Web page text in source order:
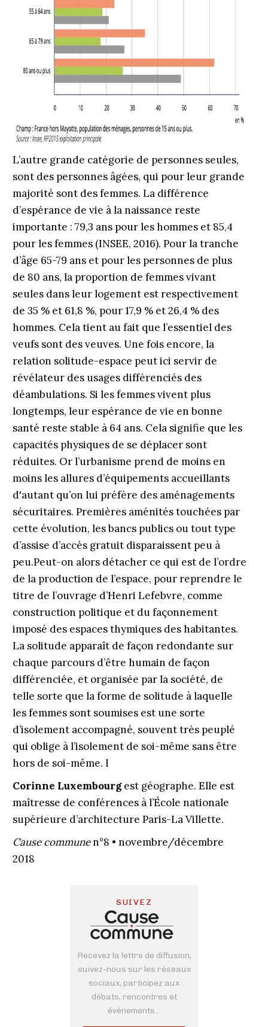
L’autre grande catégorie de personnes seules,
sont des personnes âgées, qui pour leur grande
majorité sont des femmes. La différence
d’espérance de vie à la naissance reste
importante : 79,3 ans pour les hommes et 85,4
pour les femmes (INSEE, 2016). Pour la tranche
d’âge 65-79 ans et pour les personnes de plus
de 80 ans, la proportion de femmes vivant
seules dans leur logement est respectivement
de 35 % et 61,8 %, pour 17,9 % et 26,4 % des
hommes. Cela tient au fait que l’essentiel des
veufs sont des veuves. Une fois encore, la
relation solitude-espace peut ici servir de
révélateur des usages différenciés des
déambulations. Si les femmes vivent plus
longtemps, leur espérance de vie en bonne
santé reste stable à 64 ans. Cela signifie que les
capacités physiques de se déplacer sont
réduites. Or l’urbanisme prend de moins en
moins les allures d’équipements accueillants
d'autant qu’on lui préfère des aménagements
sécuritaires. Premières aménités touchées par
cette évolution, les bancs publics ou tout type
d’assise d’accès gratuit disparaissent peu à
peu.Peut-on alors détacher ce qui est de l’ordre
de la production de l’espace, pour reprendre le
titre de l’ouvrage d’Henri Lefebvre, comme
construction politique et du façonnement
imposé des espaces thymiques des habitantes.
La solitude apparaît de façon redondante sur
chaque parcours d’être humain de façon
différenciée, et organisée par la société, de
telle sorte que la forme de solitude à laquelle
les femmes sont soumises est une sorte
d’isolement accompagné, souvent très peuplé
qui oblige à l’isolement de soi-même sans être
hors de soi-même. l
Corinne Luxembourgest géographe. Elle est
maîtresse de conférences à l’École nationale
supérieure d’architecture Paris-La Villette.
Cause communen°8 • novembre/décembre
2018
SUIVEZ
Recevez la lettre de diffusion,
suivez-nous sur les réseaux
sociaux, participez aux
débats, rencontres et
évènements...